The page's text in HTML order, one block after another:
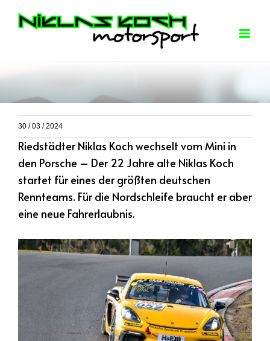
30 / 03 / 2024
Riedstädter Niklas Koch wechselt vom Mini in
den Porsche – Der 22 Jahre alte Niklas Koch
startet für eines der größten deutschen
Rennteams. Für die Nordschleife braucht er aber
eine neue Fahrerlaubnis.
View